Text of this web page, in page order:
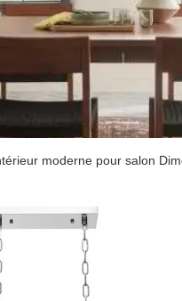
moderne pour salon